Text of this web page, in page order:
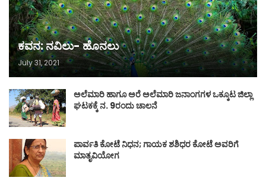
ಕವನ: ನವಿಲು- ಹೊನಲು
July 31, 2021
ಅಲೆಮಾರಿ ಹಾಗೂ ಅರೆ ಅಲೆಮಾರಿ ಜನಾಂಗಗಳ ಒಕ್ಕೂಟ ಜಿಲ್ಲಾ
ಘಟಕಕ್ಕೆ ನ. 9ರಂದು ಚಾಲನೆ
ಪಾರ್ವತಿ ಕೋಟೆ ನಿಧನ; ಗಾಯಕ ಶಶಿಧರ ಕೋಟೆ ಅವರಿಗೆ
ಮಾತೃವಿಯೋಗ